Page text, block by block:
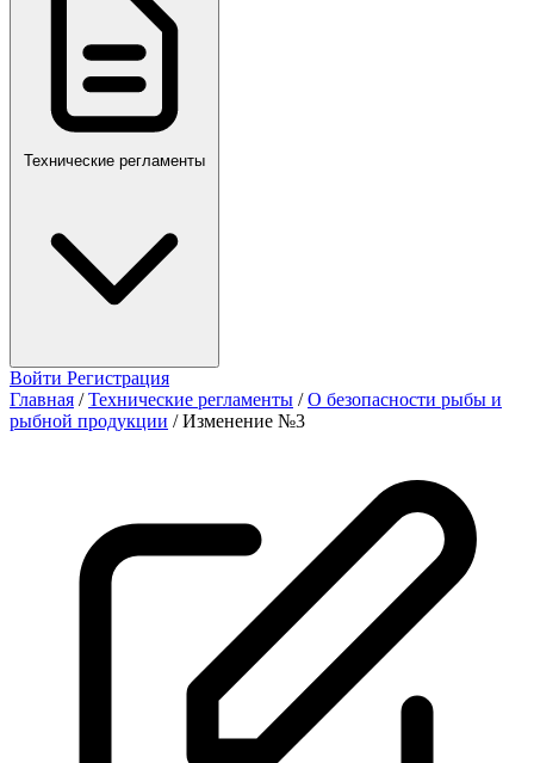
Технические регламенты
Войти Регистрация
Главная / Технические регламенты / О безопасности рыбы и
рыбной продукции / Изменение №3